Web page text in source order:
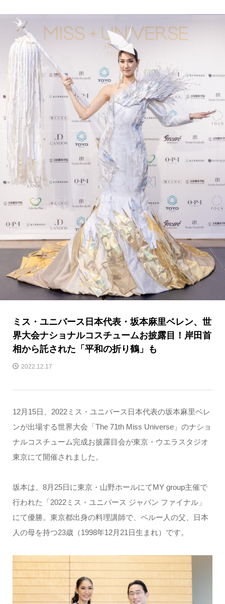
ミス・ユニバース日本代表・坂本麻里ベレン、世
界大会ナショナルコスチュームお披露目！岸田首
相から託された「平和の折り鶴」も
2022.12.17
12月15日、2022ミス・ユニバース日本代表の坂本麻里ベレ
ンが出場する世界大会「The 71th Miss Universe」のナショ
ナルコスチューム完成お披露目会が東京・ウエラスタジオ
東京にて開催されました。
坂本は、8月25日に東京・山野ホールにてMY group主催で
行われた「2022ミス・ユニバース ジャパン ファイナル」
にて優勝。東京都出身の料理講師で、ペルー人の父、日本
人の母を持つ23歳（1998年12月21日生まれ）です。